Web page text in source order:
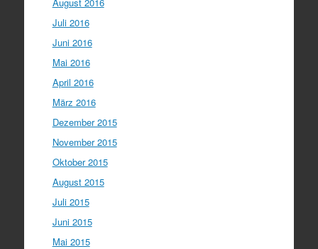
Juli 2016
Juni 2016
Mai 2016
April 2016
März 2016
Dezember 2015
November 2015
Oktober 2015
August 2015
Juli 2015
Juni 2015
Mai 2015